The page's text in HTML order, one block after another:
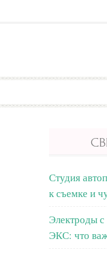
Студия
к съемке и
Электроды
ЭКС: что